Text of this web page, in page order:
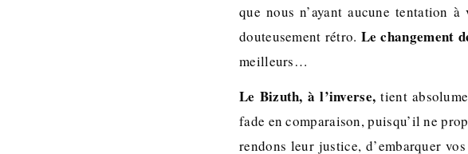
que nous n’ayant aucune tentation
douteusement rétro. Le changement
meilleurs…
Le Bizuth, à l’inverse, tient
fade en comparaison, puisqu’il ne
rendons leur justice, d’embarquer